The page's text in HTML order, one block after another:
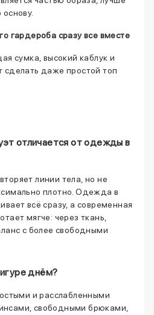
гардероба сразу все вместе
сумка, высокий каблук и
сделать даже простой топ
отличается от одежды в
линии тела, но не
плотно. Одежда в
всё сразу, а современная
мягче: через ткань,
с более свободными
днём?
и расслабленными
свободными брюками,